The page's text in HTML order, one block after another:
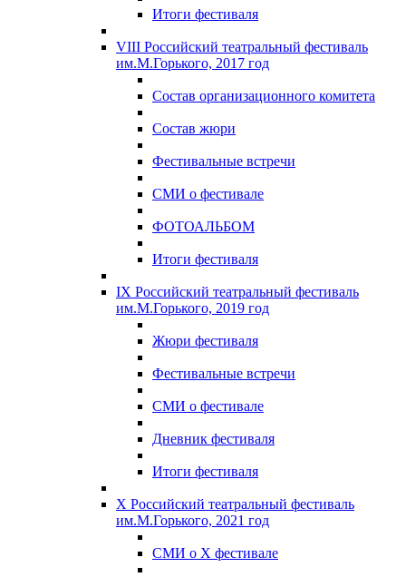
Итоги фестиваля
VIII Российский театральный фестиваль
им.М.Горького, 2017 год
Состав организационного комитета
Состав жюри
Фестивальные встречи
СМИ о фестивале
ФОТОАЛЬБОМ
Итоги фестиваля
IX Российский театральный фестиваль
им.М.Горького, 2019 год
Жюри фестиваля
Фестивальные встречи
СМИ о фестивале
Дневник фестиваля
Итоги фестиваля
X Российский театральный фестиваль
им.М.Горького, 2021 год
СМИ о X фестивале